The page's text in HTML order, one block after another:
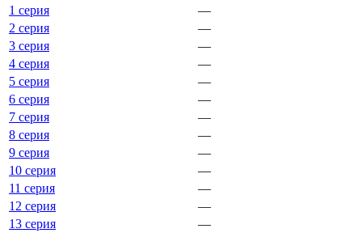
1 серия
—
2 серия
—
3 серия
—
4 серия
—
5 серия
—
6 серия
—
7 серия
—
8 серия
—
9 серия
—
10 серия
—
11 серия
—
12 серия
—
13 серия
—